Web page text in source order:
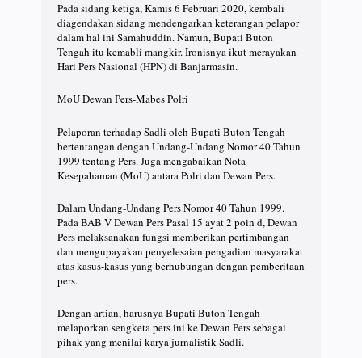
Pada sidang ketiga, Kamis 6 Februari 2020, kembali
diagendakan sidang mendengarkan keterangan pelapor
dalam hal ini Samahuddin. Namun, Bupati Buton
Tengah itu kemabli mangkir. Ironisnya ikut merayakan
Hari Pers Nasional (HPN) di Banjarmasin.
MoU Dewan Pers-Mabes Polri
Pelaporan terhadap Sadli oleh Bupati Buton Tengah
bertentangan dengan Undang-Undang Nomor 40 Tahun
1999 tentang Pers. Juga mengabaikan Nota
Kesepahaman (MoU) antara Polri dan Dewan Pers.
Dalam Undang-Undang Pers Nomor 40 Tahun 1999.
Pada BAB V Dewan Pers Pasal 15 ayat 2 poin d, Dewan
Pers melaksanakan fungsi memberikan pertimbangan
dan mengupayakan penyelesaian pengadian masyarakat
atas kasus-kasus yang berhubungan dengan pemberitaan
pers.
Dengan artian, harusnya Bupati Buton Tengah
melaporkan sengketa pers ini ke Dewan Pers sebagai
pihak yang menilai karya jurnalistik Sadli.